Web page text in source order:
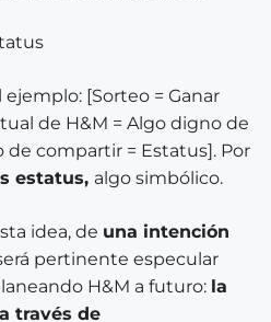
[Sorteo = Ganar
de H&M = Algo digno de
compartir = Estatus]. Por
estatus, algo simbólico.
idea, de una intención
pertinente especular
H&M a futuro: la
través de